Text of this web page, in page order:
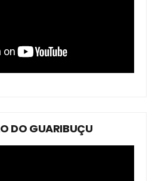
DO GUARIBUÇU